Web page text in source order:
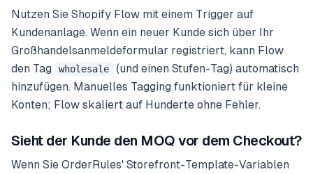
Nutzen Sie Shopify Flow mit einem Trigger auf
Kundenanlage. Wenn ein neuer Kunde sich über Ihr
Großhandelsanmeldeformular registriert, kann Flow
den Tag
wholesale
(und einen Stufen-Tag) automatisch
hinzufügen. Manuelles Tagging funktioniert für kleine
Konten; Flow skaliert auf Hunderte ohne Fehler.
Sieht der Kunde den MOQ vor dem Checkout?
Wenn Sie OrderRules' Storefront-Template-Variablen